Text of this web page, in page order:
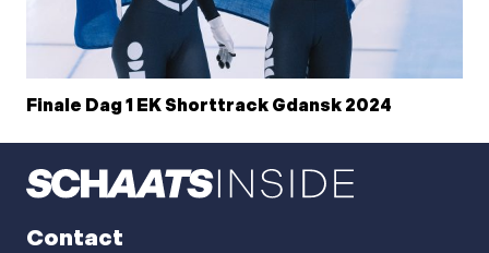
Finale Dag 1 EK Shorttrack Gdansk 2024
Contact